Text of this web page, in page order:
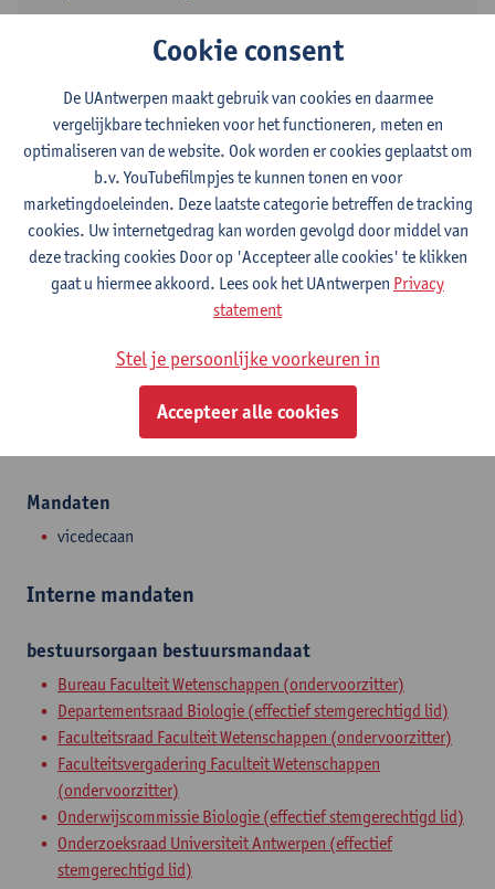
+3232653481
Groenenborgerlaan 171
2020 Antwerpen, BEL
Afdeling
Decanaat Wetenschappen
Departement Biologie
Statuut & functies
Zelfstandig academisch pers.
gewoon hoogleraar
Mandaten
vicedecaan
Interne mandaten
bestuursorgaan bestuursmandaat
Bureau Faculteit Wetenschappen (ondervoorzitter)
Departementsraad Biologie (effectief stemgerechtigd lid)
Faculteitsraad Faculteit Wetenschappen (ondervoorzitter)
Faculteitsvergadering Faculteit Wetenschappen
(ondervoorzitter)
Onderwijscommissie Biologie (effectief stemgerechtigd lid)
Onderzoeksraad Universiteit Antwerpen (effectief
stemgerechtigd lid)
Cookie consent
De UAntwerpen maakt gebruik van cookies en daarmee
vergelijkbare technieken voor het functioneren, meten en
optimaliseren van de website. Ook worden er cookies geplaatst om
b.v. YouTubefilmpjes te kunnen tonen en voor
marketingdoeleinden. Deze laatste categorie betreffen de tracking
cookies. Uw internetgedrag kan worden gevolgd door middel van
deze tracking cookies Door op 'Accepteer alle cookies' te klikken
gaat u hiermee akkoord. Lees ook het UAntwerpen Privacy
statement
Stel je persoonlijke voorkeuren in
Accepteer alle cookies